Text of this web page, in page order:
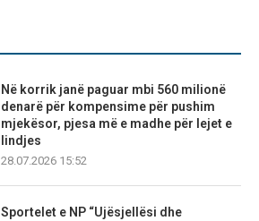
Në korrik janë paguar mbi 560 milionë
denarë për kompensime për pushim
mjekësor, pjesa më e madhe për lejet e
lindjes
28.07.2026 15:52
Sportelet e NP “Ujësjellësi dhe